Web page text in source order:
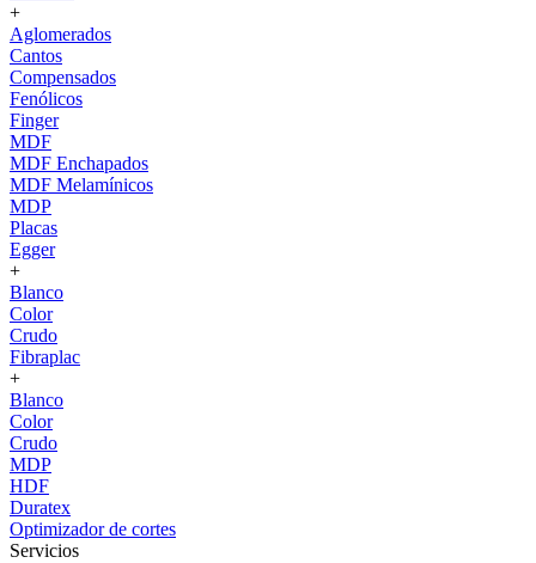
+
Aglomerados
Cantos
Compensados
Fenólicos
Finger
MDF
MDF Enchapados
MDF Melamínicos
MDP
Placas
Egger
+
Blanco
Color
Crudo
Fibraplac
+
Blanco
Color
Crudo
MDP
HDF
Duratex
Optimizador de cortes
Servicios